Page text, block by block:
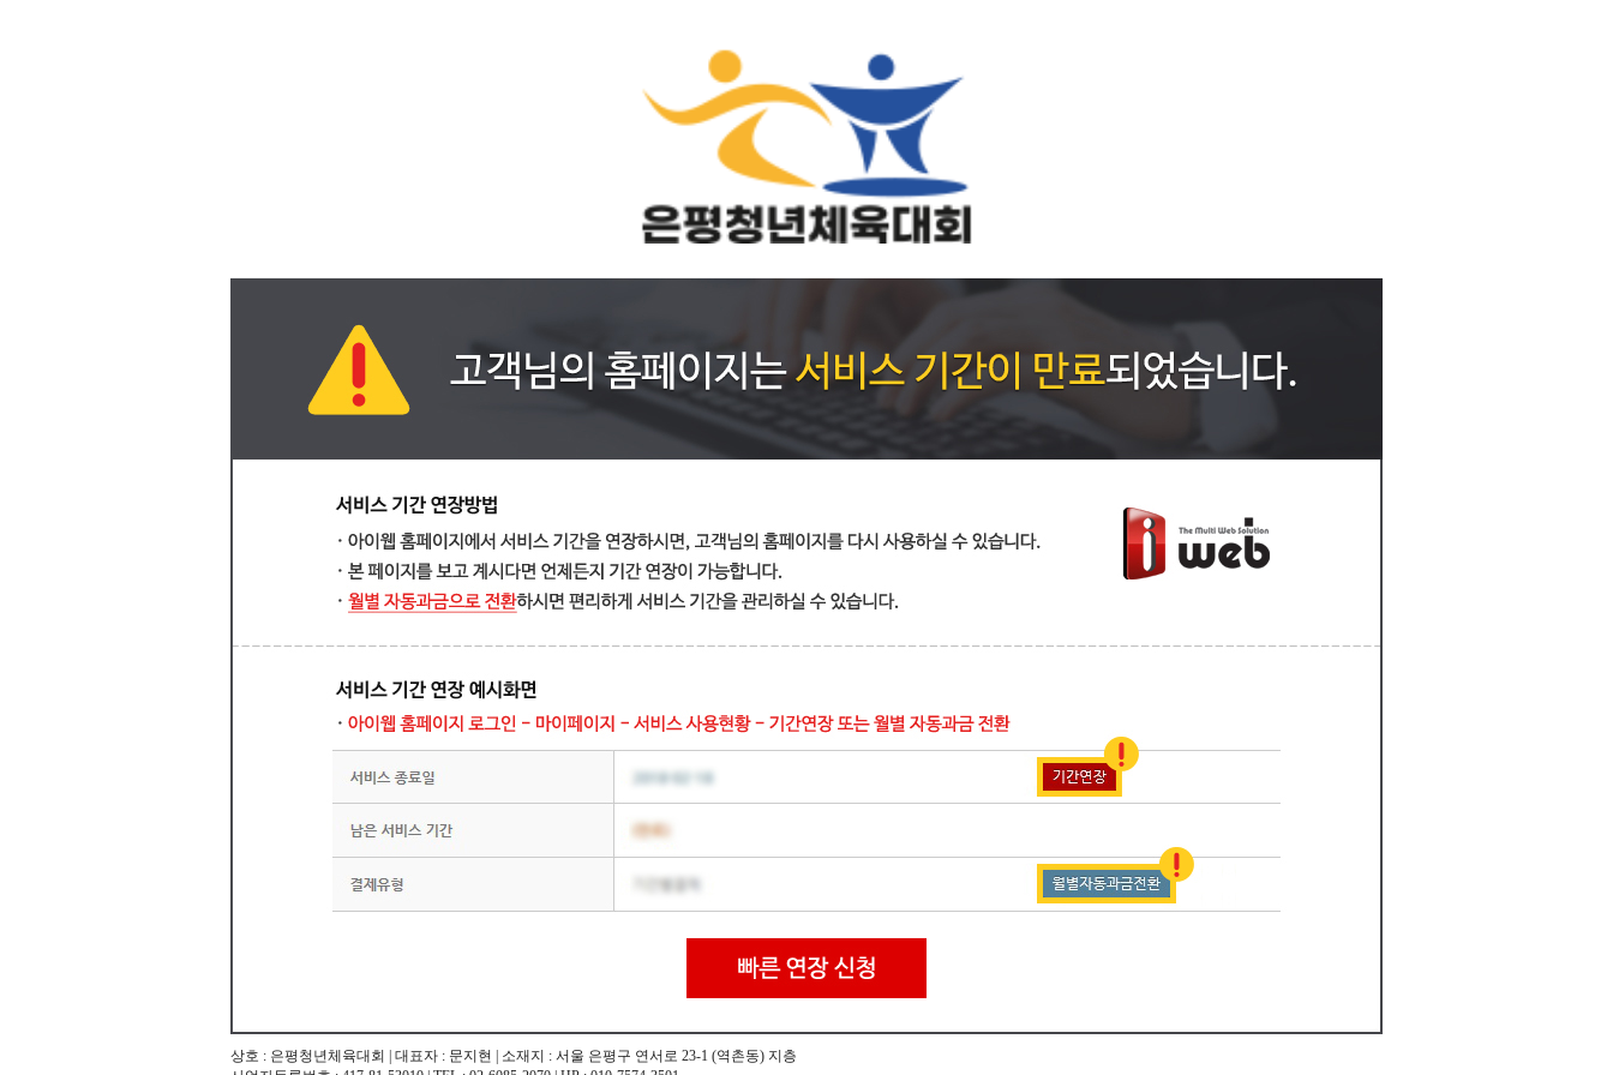
상호 : 은평청년체육대회
| 대표자 : 문지현 | 소재지 : 서울 은평구 연서로 23-1 (역촌동) 지층